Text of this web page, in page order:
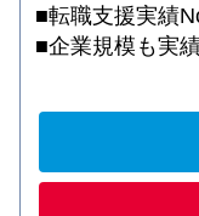
■転職支援実績
■企業規模も実